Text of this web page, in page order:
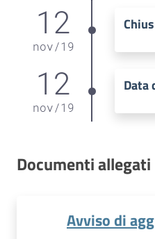
12
nov/19
12
nov/19
Data
Documenti allegati
Avviso di